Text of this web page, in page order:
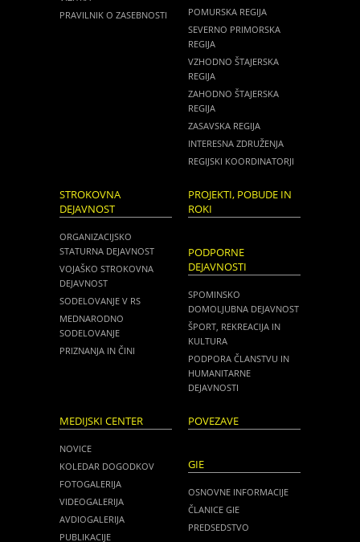
PRAVILNIK O ZASEBNOSTI
POMURSKA REGIJA
SEVERNO PRIMORSKA
REGIJA
VZHODNO ŠTAJERSKA
REGIJA
ZAHODNO ŠTAJERSKA
REGIJA
ZASAVSKA REGIJA
INTERESNA ZDRUŽENJA
REGIJSKI KOORDINATORJI
STROKOVNA
DEJAVNOST
ORGANIZACIJSKO
STATURNA DEJAVNOST
VOJAŠKO STROKOVNA
DEJAVNOST
SODELOVANJE V RS
MEDNARODNO
SODELOVANJE
PRIZNANJA IN ČINI
PROJEKTI, POBUDE IN
ROKI
PODPORNE
DEJAVNOSTI
SPOMINSKO
DOMOLJUBNA DEJAVNOST
ŠPORT, REKREACIJA IN
KULTURA
PODPORA ČLANSTVU IN
HUMANITARNE
DEJAVNOSTI
MEDIJSKI CENTER
NOVICE
KOLEDAR DOGODKOV
FOTOGALERIJA
VIDEOGALERIJA
AVDIOGALERIJA
PUBLIKACIJE
POVEZAVE
GIE
OSNOVNE INFORMACIJE
ČLANICE GIE
PREDSEDSTVO